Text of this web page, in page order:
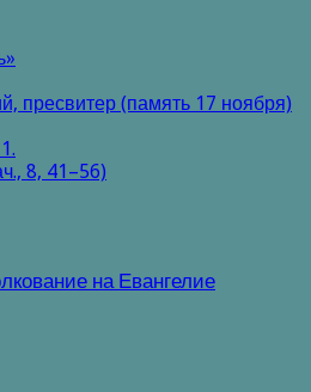
пресвитер (память 17 ноября)
8, 41–56)
на Евангелие